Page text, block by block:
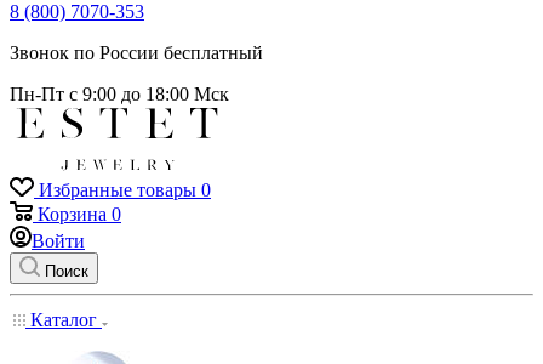
8 (800) 7070-353
Звонок по России бесплатный
Пн-Пт с 9:00 до 18:00 Мск
Избранные товары 0
Корзина 0
Войти
Поиск
Каталог